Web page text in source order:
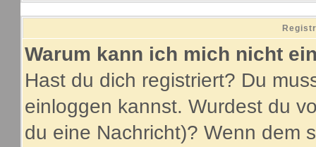
Warum kann ich mich nicht
Hast du dich registriert? Du
einloggen kannst. Wurdest du
du eine Nachricht)? Wenn dem